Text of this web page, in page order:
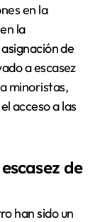
en la
la
de
a escasez
minoristas,
acceso a las
de
han sido un